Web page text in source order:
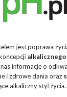
jest poprawa
informacje o
i zdrowe dania oraz
alkaliczny styl życia.